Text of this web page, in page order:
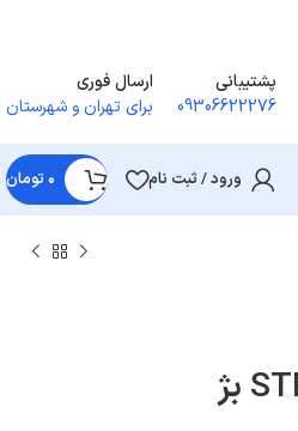
پشتیبانی
09306622276
ارسال فوری
برای تهران و شهرستان
ورود / ثبت نام ۰تومان